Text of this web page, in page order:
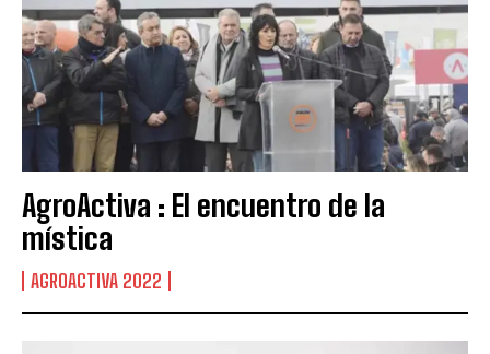
AgroActiva : El encuentro de la
mística
AGROACTIVA 2022